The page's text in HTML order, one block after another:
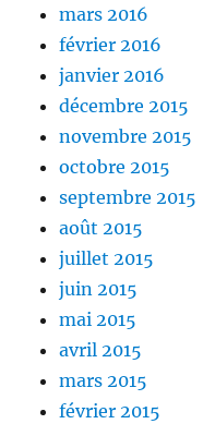
mars 2016
février 2016
janvier 2016
décembre 2015
novembre 2015
octobre 2015
septembre 2015
août 2015
juillet 2015
juin 2015
mai 2015
avril 2015
mars 2015
février 2015